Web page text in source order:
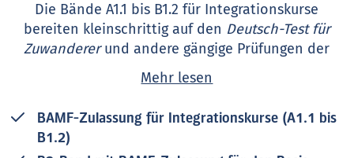
Die Bände A1.1 bis B1.2 für Integrationskurse
bereiten kleinschrittig auf den Deutsch-Test für
Zuwandererund andere gängige Prüfungen der
Niveaustufe vor.
Neu: Miteinander! B2wurde jetzt vom BAMF für den
Basis-Berufssprachkurs B2zugelassen. Im
Anschluss an den Integrationskurs können die
Mehr lesen
BAMF-Zulassung für Integrationskurse (A1.1 bis
B1.2)